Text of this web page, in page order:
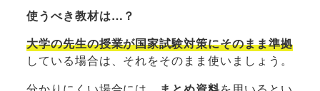
使うべき教材は…？
大学の先生の授業が国家試験対策にそのまま準拠
している場合は、それをそのまま使いましょう。